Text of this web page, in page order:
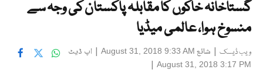
گستاخانہ خاکوں کا مقابلہ پاکستان کی وجہ سے
منسوخ ہوا، عالمی میڈیا
ویب ڈیسک | شائع August 31, 2018 9:33 AM
| اپ ڈیٹ
August 31, 2018 3:17 PM
|